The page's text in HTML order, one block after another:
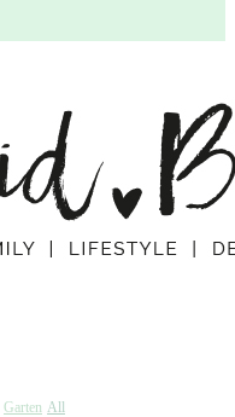
Garten All